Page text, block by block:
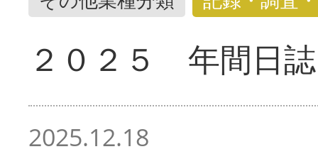
２０２５ 年間日誌
2025.12.18